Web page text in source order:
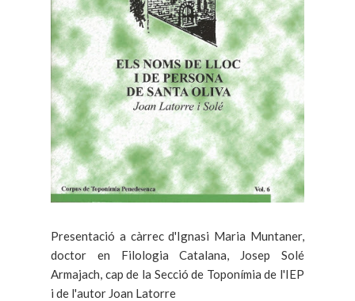
Presentació a càrrec d'Ignasi Maria Muntaner,
doctor en Filologia Catalana, Josep Solé
Armajach, cap de la Secció de Toponímia de l'IEP
i de l'autor Joan Latorre